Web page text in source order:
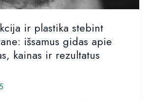
ir plastika stebint
išsamus gidas apie
kainas ir rezultatus